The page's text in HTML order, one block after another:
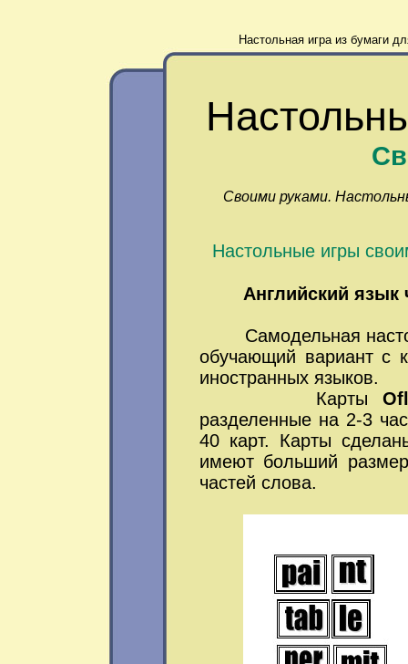
Настольная игра из бумаги
Своими руками.
Настольные игры
Английский язык
Самодельная
обучающий вариант с
иностранных языков.
Карты
разделенные на 2-3
40 карт. Карты
имеют больший
частей слова.